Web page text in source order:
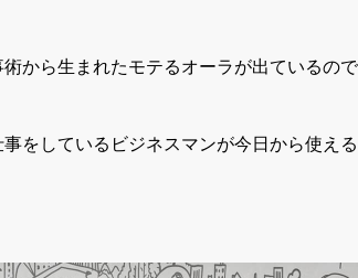
から生まれたモテるオーラが出ているので
をしているビジネスマンが今日から使え